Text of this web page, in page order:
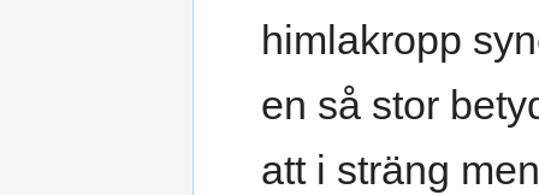
himlakropp
en så stor
att i sträng